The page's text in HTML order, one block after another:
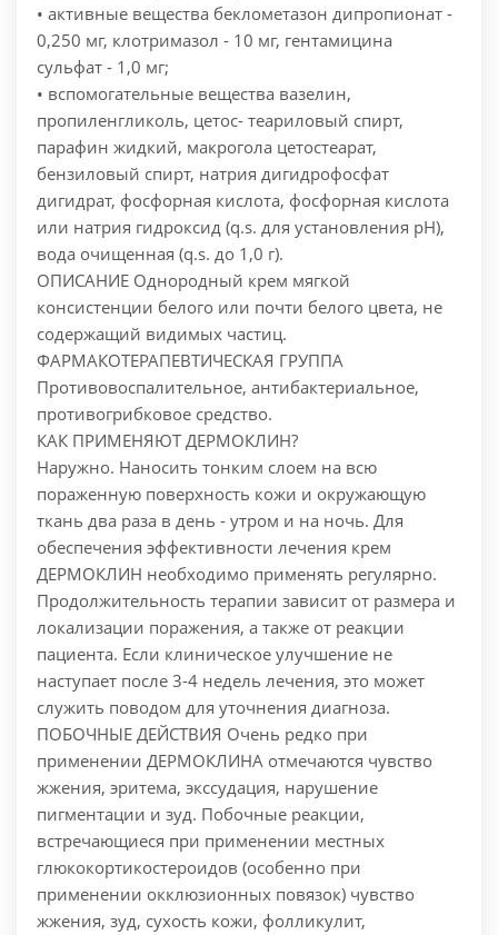
• активные вещества беклометазон дипропионат -
0,250 мг, клотримазол - 10 мг, гентамицина
сульфат - 1,0 мг;
• вспомогательные вещества вазелин,
пропиленгликоль, цетос- теариловый спирт,
парафин жидкий, макрогола цетостеарат,
бензиловый спирт, натрия дигидрофосфат
дигидрат, фосфорная кислота, фосфорная кислота
или натрия гидроксид (q.s. для установления pH),
вода очищенная (q.s. до 1,0 г).
ОПИСАНИЕ Однородный крем мягкой
консистенции белого или почти белого цвета, не
содержащий видимых частиц.
ФАРМАКОТЕРАПЕВТИЧЕСКАЯ ГРУППА
Противовоспалительное, антибактериальное,
противогрибковое средство.
КАК ПРИМЕНЯЮТ ДЕРМОКЛИН?
Наружно. Наносить тонким слоем на всю
пораженную поверхность кожи и окружающую
ткань два раза в день - утром и на ночь. Для
обеспечения эффективности лечения крем
ДЕРМОКЛИН необходимо применять регулярно.
Продолжительность терапии зависит от размера и
локализации поражения, а также от реакции
пациента. Если клиническое улучшение не
наступает после 3-4 недель лечения, это может
служить поводом для уточнения диагноза.
ПОБОЧНЫЕ ДЕЙСТВИЯ Очень редко при
применении ДЕРМОКЛИНА отмечаются чувство
жжения, эритема, экссудация, нарушение
пигментации и зуд. Побочные реакции,
встречающиеся при применении местных
глюкокортикостероидов (особенно при
применении окклюзионных повязок) чувство
жжения, зуд, сухость кожи, фолликулит,